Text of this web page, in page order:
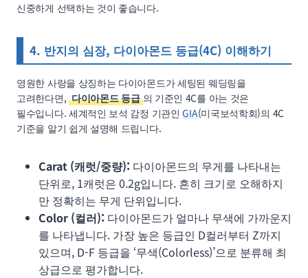
신중하게 선택하는 것이 좋습니다.
4. 반지의 심장, 다이아몬드 등급(4C) 이해하기
영원한 사랑을 상징하는 다이아몬드가 세팅된 웨딩링을
고려한다면, 다이아몬드 등급 의 기준인 4C를 아는 것은
필수입니다. 세계적인 보석 감정 기관인GIA(미국보석학회)의 4C
기준을 알기 쉽게 설명해 드립니다.
Carat (캐럿/중량): 다이아몬드의 무게를 나타내는
단위로, 1캐럿은 0.2g입니다. 흔히 크기로 오해하지
만 정확히는 무게 단위입니다.
Color (컬러): 다이아몬드가 얼마나 무색에 가까운지
를 나타냅니다. 가장 높은 등급인 D컬러부터 Z까지
있으며, D-F 등급을 ‘무색(Colorless)’으로 분류해 최
상급으로 평가합니다.